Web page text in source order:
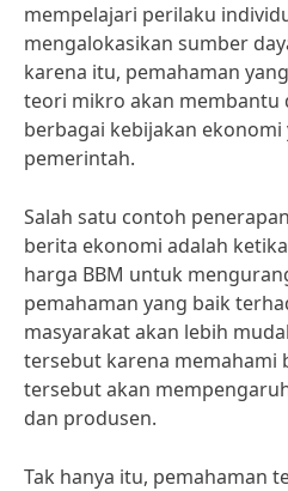
mempelajari perilaku
mengalokasikan sumber
karena itu, pemahaman
teori mikro akan membantu
berbagai kebijakan
pemerintah.
Salah satu contoh
berita ekonomi adalah
harga BBM untuk
pemahaman yang baik
masyarakat akan lebih
tersebut karena memahami
tersebut akan
dan produsen.
Tak hanya itu, pemahaman